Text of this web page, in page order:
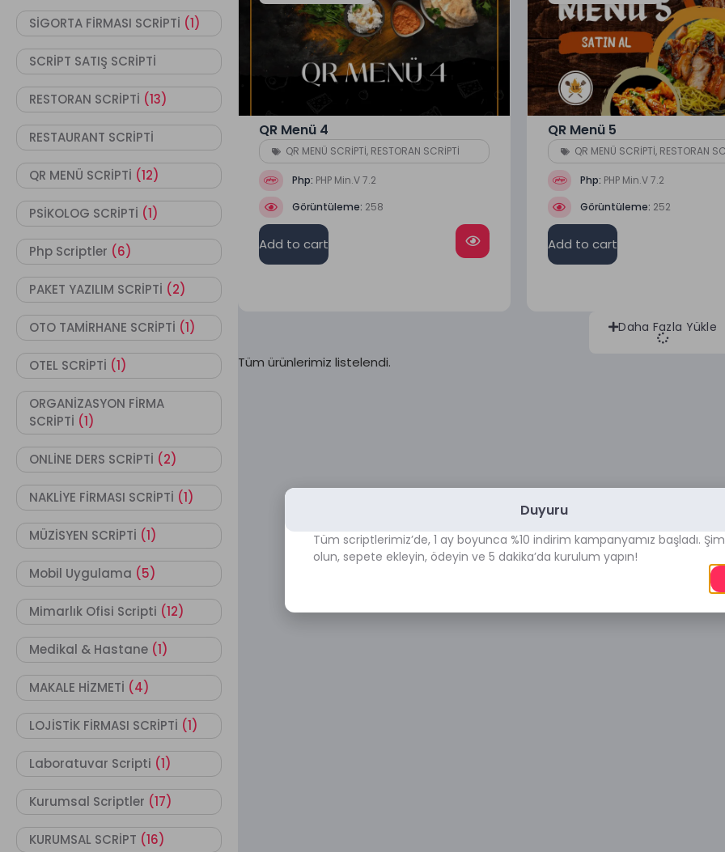
SİGORTA FİRMASI SCRİPTİ (1)
SCRİPT SATIŞ SCRİPTİ
RESTORAN SCRİPTİ (13)
RESTAURANT SCRİPTİ
QR MENÜ SCRİPTİ (12)
PSİKOLOG SCRİPTİ (1)
Php Scriptler (6)
PAKET YAZILIM SCRİPTİ (2)
OTO TAMİRHANE SCRİPTİ (1)
OTEL SCRİPTİ (1)
ORGANİZASYON FİRMA
SCRİPTİ (1)
ONLİNE DERS SCRİPTİ (2)
NAKLİYE FİRMASI SCRİPTİ (1)
MÜZİSYEN SCRİPTİ (1)
Mobil Uygulama (5)
Mimarlık Ofisi Scripti (12)
Medikal & Hastane (1)
MAKALE HİZMETİ (4)
LOJİSTİK FİRMASI SCRİPTİ (1)
Laboratuvar Scripti (1)
Kurumsal Scriptler (17)
KURUMSAL SCRİPT (16)
QR Menü 4
QR MENÜ SCRİPTİ, RESTORAN SCRİPTİ
Php: PHP Min.V 7.2
Görüntüleme: 258
Add to cart
QR Menü 5
QR MENÜ SCRİPTİ, RESTORAN
Php: PHP Min.V 7.2
Görüntüleme: 252
Add to cart
Daha Fazla Yükle
Tüm ürünlerimiz listelendi.
Duyuru
Tüm scriptlerimiz’de, 1 ay boyunca %10 indirim kampanyamız başladı.
olun, sepete ekleyin, ödeyin ve 5 dakika’da kurulum yapın!